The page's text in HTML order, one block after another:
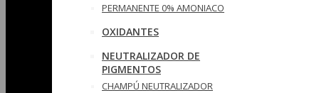
PERMANENTE 0% AMONIACO
OXIDANTES
NEUTRALIZADOR DE
PIGMENTOS
CHAMPÚ NEUTRALIZADOR